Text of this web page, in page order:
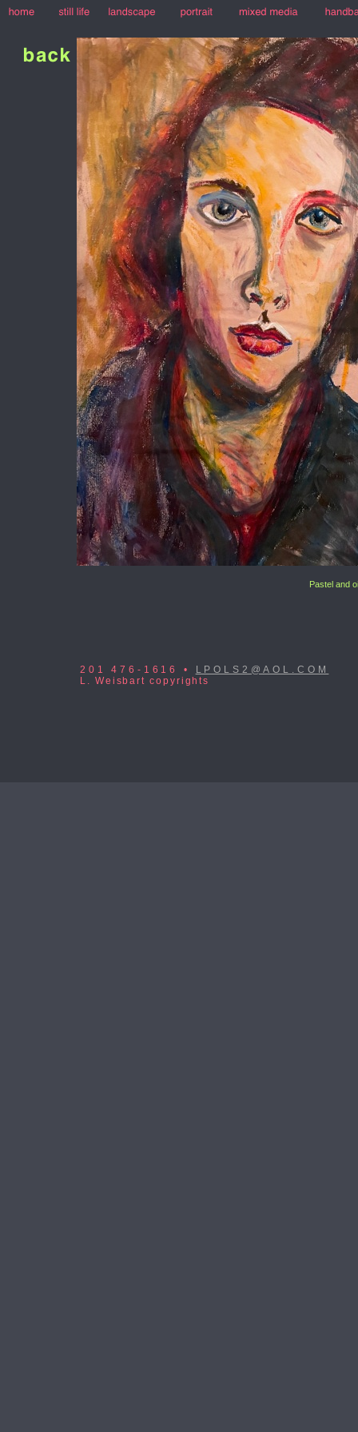
Pastel and
201 476-1616 •
LPOLS2@AOL.COM
L. Weisbart copyrights